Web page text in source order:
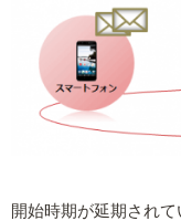
開始時期が延期され